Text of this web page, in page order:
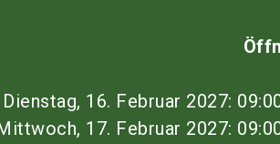
Dienstag, 16. Februar 2027:
17. Februar 2027: